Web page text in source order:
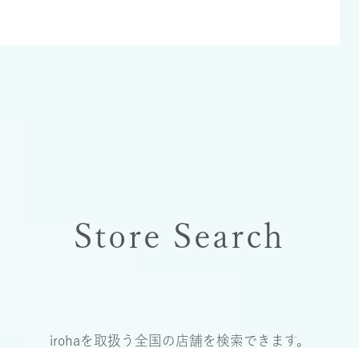
Store Search
irohaを取扱う全国の店舗を検索できます。